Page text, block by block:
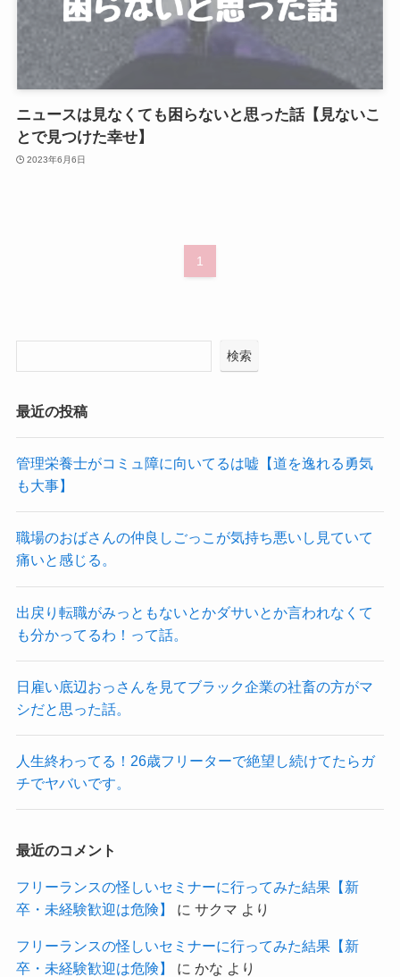
ニュースは見なくても困らないと思った話【見ないこ
とで見つけた幸せ】
2023年6月6日
1
検索
最近の投稿
管理栄養士がコミュ障に向いてるは嘘【道を逸れる勇気
も大事】
職場のおばさんの仲良しごっこが気持ち悪いし見ていて
痛いと感じる。
出戻り転職がみっともないとかダサいとか言われなくて
も分かってるわ！って話。
日雇い底辺おっさんを見てブラック企業の社畜の方がマ
シだと思った話。
人生終わってる！26歳フリーターで絶望し続けてたらガ
チでヤバいです。
最近のコメント
フリーランスの怪しいセミナーに行ってみた結果【新
卒・未経験歓迎は危険】
に サクマ より
フリーランスの怪しいセミナーに行ってみた結果【新
卒・未経験歓迎は危険】
に かな より